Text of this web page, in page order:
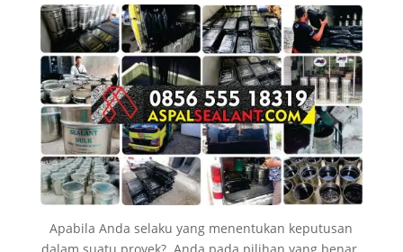
Apabila Anda selaku yang menentukan keputusan